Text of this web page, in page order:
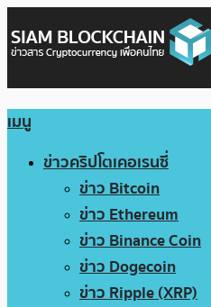
เมนู
ข่าวคริปโตเคอเรนซี่
ข่าว Bitcoin
ข่าว Ethereum
ข่าว Binance Coin
ข่าว Dogecoin
ข่าว Ripple (XRP)